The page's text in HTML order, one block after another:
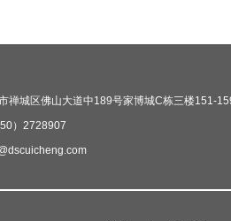
禅城区佛山大道中189号家博城C栋三楼151-
）2728907